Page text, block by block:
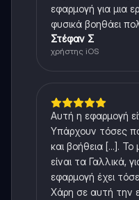
εφαρμογή για μια
φυσικά βοηθάει
Στέφαν Σ
χρήστης iOS
Αυτή η εφαρμογή
Υπάρχουν τόσες
και βοήθεια [...].
είναι τα Γαλλικά,
εφαρμογή έχει
Χάρη σε αυτή την